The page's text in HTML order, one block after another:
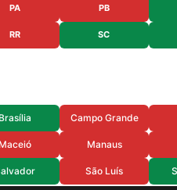
PA PB
RR SC
Brasília Campo Grande
Maceió Manaus
São Luís